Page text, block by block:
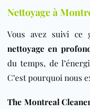
Nettoyage à
Vous avez suivi ce
nettoyage en
du temps, de
C’est pourquoi nous
The Montreal